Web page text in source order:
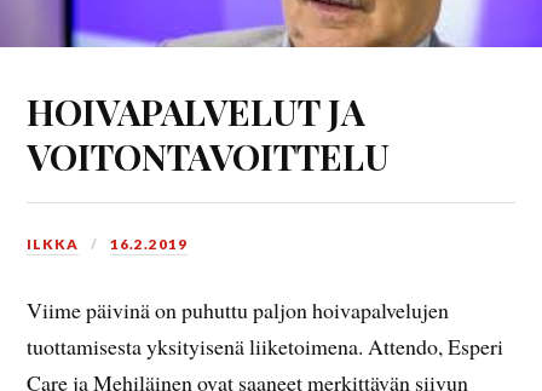
HOIVAPALVELUT JA
VOITONTAVOITTELU
ILKKA 16.2.2019
Viime päivinä on puhuttu paljon hoivapalvelujen
tuottamisesta yksityisenä liiketoimena. Attendo, Esperi
Care ja Mehiläinen ovat saaneet merkittävän siivun